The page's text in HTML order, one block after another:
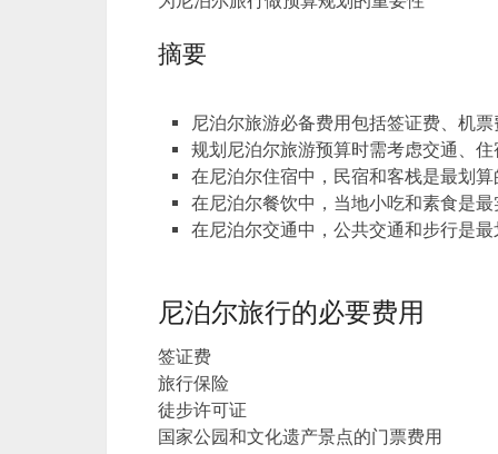
摘要
尼泊尔旅游必备费用包括签证费、机
规划尼泊尔旅游预算时需考虑交通、
在尼泊尔住宿中，民宿和客栈是最划
在尼泊尔餐饮中，当地小吃和素食是
在尼泊尔交通中，公共交通和步行是
尼泊尔旅行的必要费用
签证费
旅行保险
徒步许可证
国家公园和文化遗产景点的门票费用